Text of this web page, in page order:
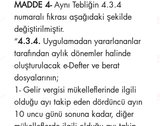
MADDE 4- Aynı Tebliğin 4.3.4
numaralı fıkrası aşağıdaki şekilde
değiştirilmiştir.
“4.3.4. Uygulamadan yararlananlar
tarafından aylık dönemler halinde
oluşturulacak e-Defter ve berat
dosyalarının;
1- Gelir vergisi mükelleflerinde ilgili
olduğu ayı takip eden dördüncü ayın
10 uncu günü sonuna kadar, diğer